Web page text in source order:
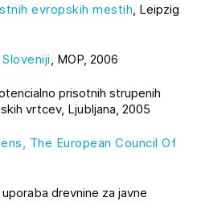
evropskih mestih, Leipzig
, MOP, 2006
prisotnih strupenih
vrtcev, Ljubljana, 2005
The European Council Of
drevnine za javne